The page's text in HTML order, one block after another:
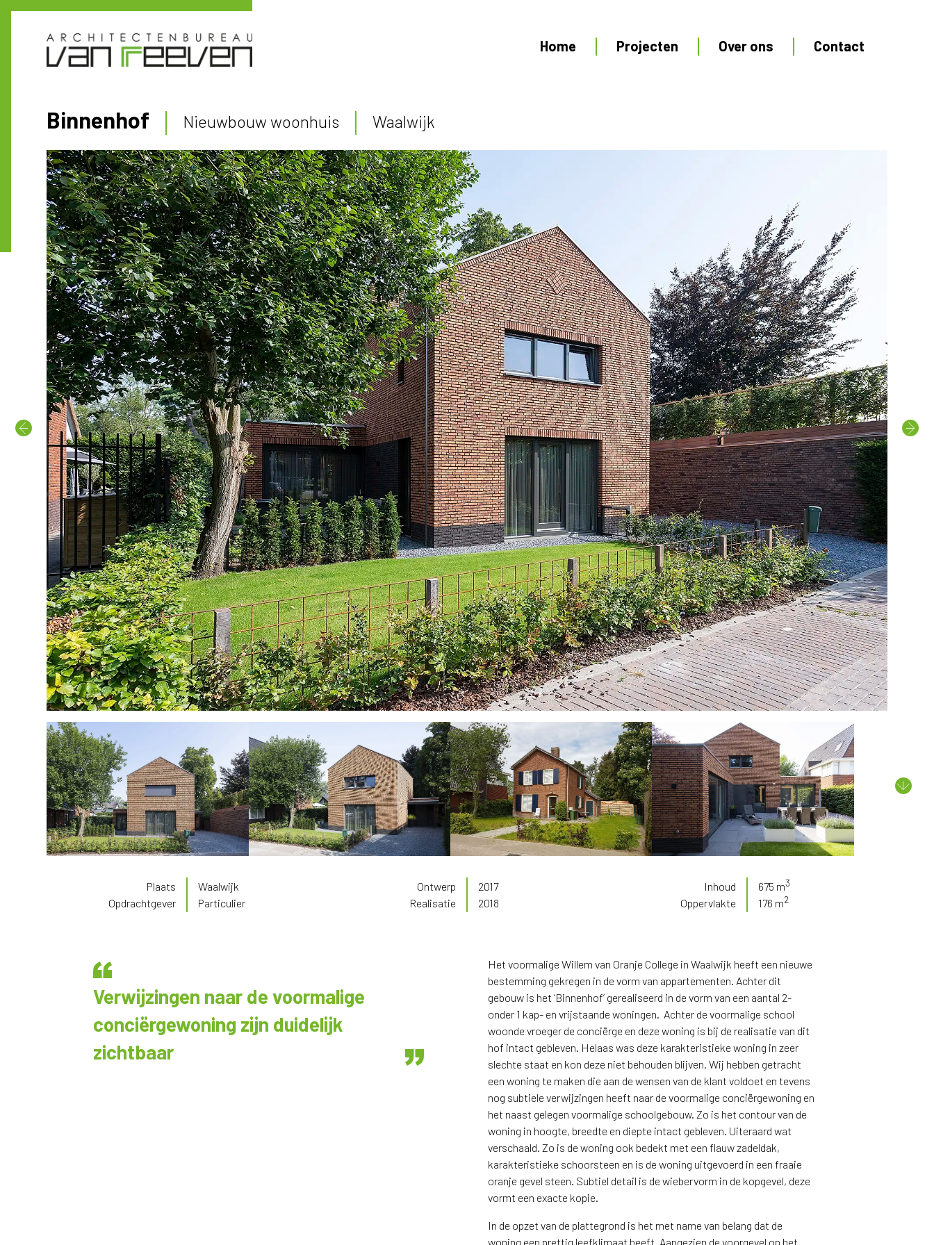
Home Projecten Over ons Contact
Binnenhof Nieuwbouw woonhuis Waalwijk
Plaats
Waalwijk
Opdrachtgever
Particulier
Ontwerp
2017
Realisatie
2018
Inhoud 675 m3
Oppervlakte 176 m2
Verwijzingen naar de voormalige
conciërgewoning zijn duidelijk
zichtbaar
Het voormalige Willem van Oranje College in Waalwijk heeft een nieuwe
bestemming gekregen in de vorm van appartementen. Achter dit
gebouw is het ‘Binnenhof’ gerealiseerd in de vorm van een aantal 2-
onder 1 kap- en vrijstaande woningen. Achter de voormalige school
woonde vroeger de conciërge en deze woning is bij de realisatie van dit
hof intact gebleven. Helaas was deze karakteristieke woning in zeer
slechte staat en kon deze niet behouden blijven. Wij hebben getracht
een woning te maken die aan de wensen van de klant voldoet en tevens
nog subtiele verwijzingen heeft naar de voormalige conciërgewoning en
het naast gelegen voormalige schoolgebouw. Zo is het contour van de
woning in hoogte, breedte en diepte intact gebleven. Uiteraard wat
verschaald. Zo is de woning ook bedekt met een flauw zadeldak,
karakteristieke schoorsteen en is de woning uitgevoerd in een fraaie
oranje gevel steen. Subtiel detail is de wiebervorm in de kopgevel, deze
vormt een exacte kopie.
In de opzet van de plattegrond is het met name van belang dat de
woning een prettig leefklimaat heeft. Aangezien de voorgevel op het